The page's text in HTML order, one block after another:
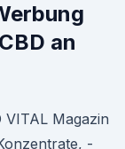
an
VITAL Magazin
-